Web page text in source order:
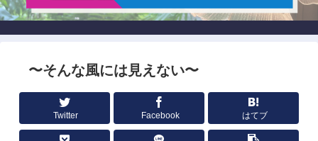
〜そんな風には見えない〜
Twitter Facebook はてブ